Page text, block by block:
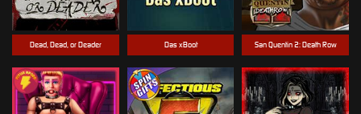
Dead, Dead, or Deader San Quentin 2: Death Row
Das xBoot